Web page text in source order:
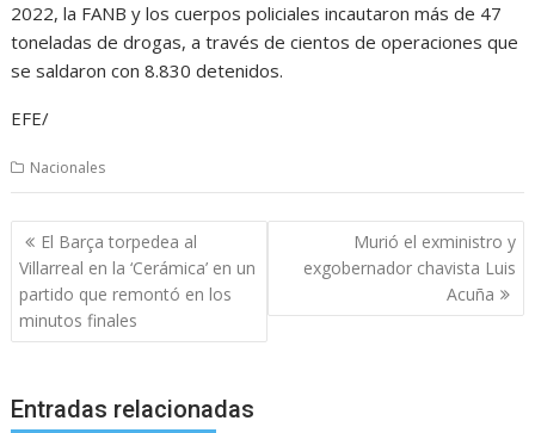
2022, la FANB y los cuerpos policiales incautaron más de 47
toneladas de drogas, a través de cientos de operaciones que
se saldaron con 8.830 detenidos.
EFE/
Nacionales
Navegación
de
entradas
El Barça torpedea al
Villarreal en la ‘Cerámica’ en un
partido que remontó en los
minutos finales
Murió el exministro y
exgobernador chavista Luis
Acuña
Entradas relacionadas